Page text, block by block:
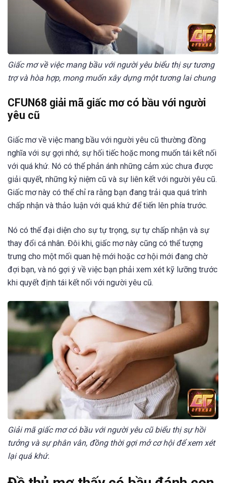
Giấc mơ về việc mang bầu với người yêu biểu thị sự tương
trợ và hòa hợp, mong muốn xây dựng một tương lai chung
CFUN68 giải mã giấc mơ có bầu với người
yêu cũ
Giấc mơ về việc mang bầu với người yêu cũ thường đồng
nghĩa với sự gợi nhớ, sự hối tiếc hoặc mong muốn tái kết nối
với quá khứ. Nó có thể phản ánh những cảm xúc chưa được
giải quyết, những kỷ niệm cũ và sự liên kết với người yêu cũ.
Giấc mơ này có thể chỉ ra rằng bạn đang trải qua quá trình
chấp nhận và thảo luận với quá khứ để tiến lên phía trước.
Nó có thể đại diện cho sự tự trọng, sự tự chấp nhận và sự
thay đổi cá nhân. Đôi khi, giấc mơ này cũng có thể tượng
trưng cho một mối quan hệ mới hoặc cơ hội mới đang chờ
đợi bạn, và nó gợi ý về việc bạn phải xem xét kỹ lưỡng trước
khi quyết định tái kết nối với người yêu cũ.
Giải mã giấc mơ có bầu với người yêu cũ biểu thị sự hồi
tưởng và sự phân vân, đồng thời gợi mở cơ hội để xem xét
lại quá khứ.